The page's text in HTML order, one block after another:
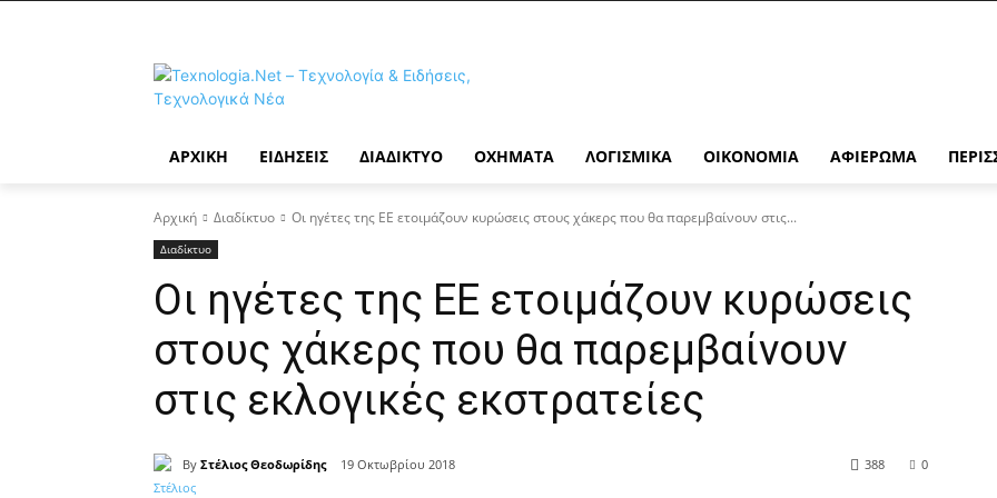
ΑΡΧΙΚΉ ΕΙΔΉΣΕΙΣ ΔΙΑΔΊΚΤΥΟ ΟΧΉΜΑΤΑ ΛΟΓΙΣΜΙΚΆ ΟΙΚΟΝΟΜΊΑ ΑΦΙΈΡΩΜΑ
Αρχική Διαδίκτυο Οι ηγέτες της ΕΕ ετοιμάζουν κυρώσεις στους χάκερς που θα παρεμβαίνουν στις...
Διαδίκτυο
Οι ηγέτες της ΕΕ ετοιμάζουν κυρώσεις
στους χάκερς που θα παρεμβαίνουν
στις εκλογικές εκστρατείες
By Στέλιος Θεοδωρίδης 19 Οκτωβρίου 2018 0
388